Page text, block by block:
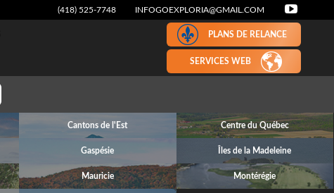
(418) 525-7748 INFOGOEXPLORIA@GMAIL.COM
PLANS DE RELANCE
SERVICES WEB
Cantons de l'Est Centre du Québec
Gaspésie Îles de la Madeleine
Mauricie Montérégie